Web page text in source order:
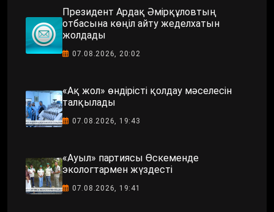
Президент Ардақ Әмірқұловтың
отбасына көңіл айту жеделхатын
жолдады
07.08.2026, 20:02
«Ақ жол» өндірісті қолдау мәселесін
талқылады
07.08.2026, 19:43
«Ауыл» партиясы Өскеменде
экологтармен жүздесті
07.08.2026, 19:41